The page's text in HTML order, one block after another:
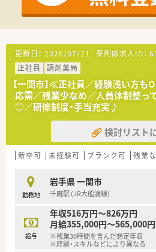
【勤務実態について】
■月間の平均残業時間は5時間程
基本のため、終業後の予定も立て
土日連休の取得が可能で、リフレッ
■薬剤師3名、事務4名という手厚
も対応しやすく、お互いに助け合え
【法人特徴について】
■「健康の総合商社」として医療・
業を展開し、地域社会の健康を多
■「5年先を歩く薬局」をビジョン
調剤室の設置など、常に新しい薬
■日本薬剤師会学術大会への参加
の知識習得やスキルアップの機会
更新日： 2026/07/21 薬剤師求人ID：
正社員
調剤薬局
【一関市】≪正社員／経験浅い方も
応需／残業少なめ／人員体制整っ
◎／研修制度・手当充実♪
検討リスト
新卒可 未経験可 ブランク可 残業
勤務地
岩手県 一関市
千厩駅 (JR大船渡線)
給与
年収516万円～826万円
月給355,000円～565,000円
※残業30時間を含んだ想定年収
※経験・スキルなどにより異なる